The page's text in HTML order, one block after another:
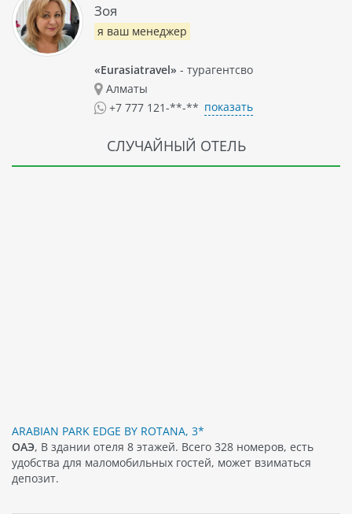
Зоя
я ваш менеджер
«Eurasiatravel» - турагентсво
Алматы
+7 777 121-**-** показать
СЛУЧАЙНЫЙ ОТЕЛЬ
ARABIAN PARK EDGE BY ROTANA, 3*
ОАЭ, В здании отеля 8 этажей. Всего 328 номеров, есть
удобства для маломобильных гостей, может взиматься
депозит.